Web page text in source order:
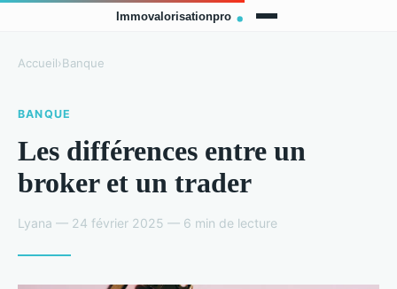
Accueil›Banque
BANQUE
Les différences entre un
broker et un trader
Lyana — 24 février 2025 — 6 min de lecture